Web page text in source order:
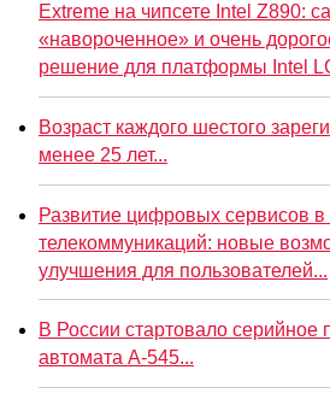
Extreme на чипсете Intel Z890:
«навороченное» и очень
решение для платформы Intel
Возраст каждого шестого
менее 25 лет...
Развитие цифровых сервисов
телекоммуникаций: новые
улучшения для пользователей...
В России стартовало серийное
автомата А-545...